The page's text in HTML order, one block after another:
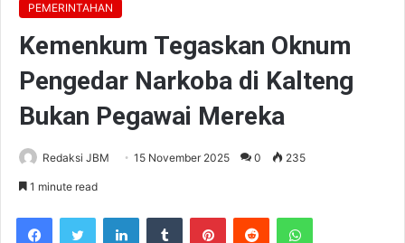
PEMERINTAHAN
Kemenkum Tegaskan Oknum
Pengedar Narkoba di Kalteng
Bukan Pegawai Mereka
Redaksi JBM 15 November 2025 0 235
1 minute read